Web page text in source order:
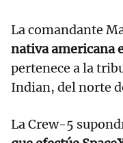
La comandante
nativa americana
pertenece a la
Indian, del norte
La Crew-5